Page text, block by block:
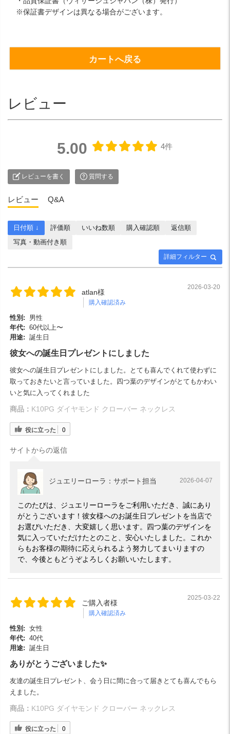
※保証書デザインは異なる場合がございます。
カートへ戻る
レビュー
5.00 4件
レビューを書く 質問する
レビュー Q&A
詳細フィルター
日付順 ↓ 評価順 いいね数順 購入確認順
返信順
写真・動画付き順
atlan様
購入確認済み
2026-03-20
性別:
男性
年代: 60代以上〜
用途: 誕生日
彼女への誕生日プレゼントにしました
彼女への誕生日プレゼントにしました。とても喜んでくれて使わずに
取っておきたいと言っていました。四つ葉のデザインがとてもかわい
いと気に入ってくれました
商品： K10PG ダイヤモンド クローバー ネックレス
役に立った 0
サイトからの返信
ジュエリーローラ：サポート担当 2026-04-07
このたびは、ジュエリーローラをご利用いただき、誠にあり
がとうございます！彼女様へのお誕生日プレゼントを当店で
お選びいただき、大変嬉しく思います。四つ葉のデザインを
気に入っていただけたとのこと、安心いたしました。これか
らもお客様の期待に応えられるよう努力してまいりますの
で、今後ともどうぞよろしくお願いいたします。
ご購入者様
購入確認済み
2025-03-22
性別: 女性
年代: 40代
用途: 誕生日
ありがとうございました✨
友達の誕生日プレゼント、会う日に間に合って届きとても喜んでもら
えました。
商品： K10PG ダイヤモンド クローバー ネックレス
役に立った 0